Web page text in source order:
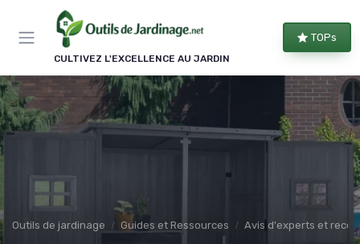
CULTIVEZ L'EXCELLENCE AU JARDIN
TOPs
Outils de jardinage Guides et Ressources Avis d'experts et
Panneau de gestion des cookies